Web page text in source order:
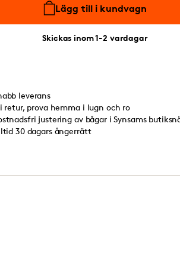
Lägg till i kundvagn
Skickas inom 1-2 vardagar
leverans
retur, prova hemma i lugn och ro
justering av bågar i Synsams
30 dagars ångerrätt